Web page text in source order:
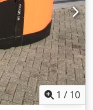
1 / 10